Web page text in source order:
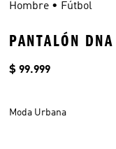
Hombre • Fútbol
PANTALÓN
Precio
$ 99.999
Moda Urbana